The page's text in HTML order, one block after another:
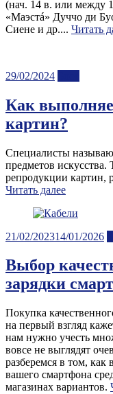
(нач. 14 в. или между
«Маэстá» Дуччо ди
Сиене и др.... Читать
Posted
29/02/2024
Как
картин?
Специалисты
предметов искусства.
репродукции картин,
Читать далее
Posted
21/02/202314/01/2026
Выбор
зарядки
Покупка
на первый взгляд
нам нужно учесть
вовсе не выглядят
разберемся в том, как
вашего смартфона
магазинах вариантов.